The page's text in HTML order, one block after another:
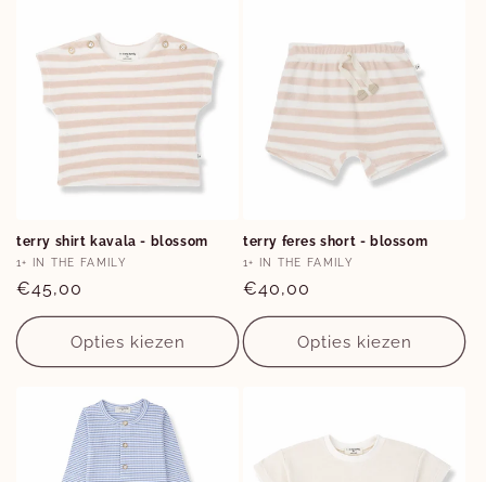
6M
terry shirt kavala - blossom
Verkoper:
1+ IN THE FAMILY
Normale
prijs
€45,00
Opties kiezen
6M
terry feres short - blossom
Verkoper:
1+ IN THE FAMILY
Normale
prijs
€40,00
Opties kiezen